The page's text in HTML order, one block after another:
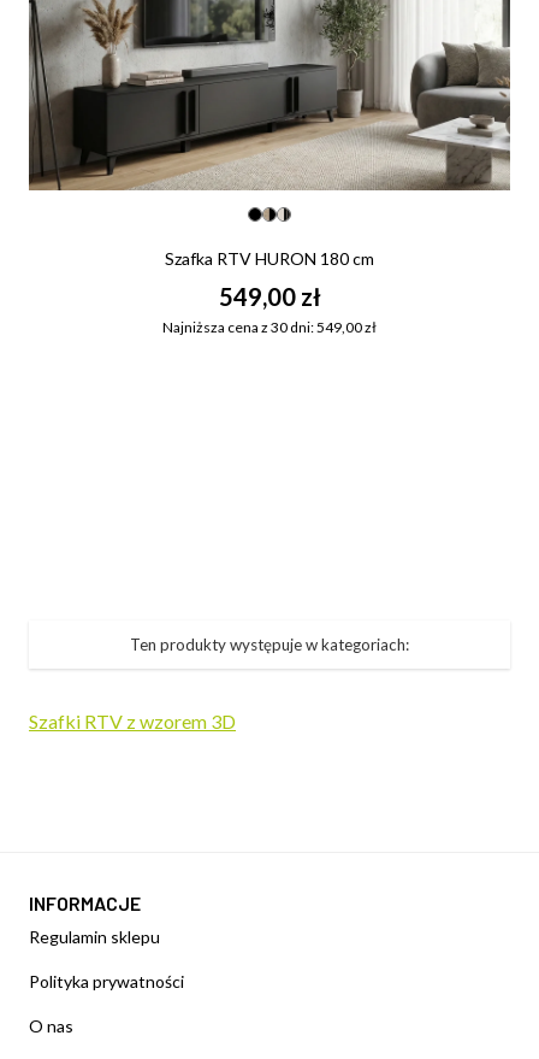
Szafka RTV HURON 180 cm
549,00 zł
Najniższa cena z 30 dni: 549,00 zł
Ten produkty występuje w kategoriach:
Szafki RTV z wzorem 3D
INFORMACJE
Regulamin sklepu
Polityka prywatności
O nas